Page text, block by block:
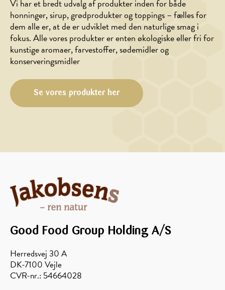
FORRET,
HOVEDRET,
MARINADE/DRESSING,
SALAT
med
varmrøget
laks
HOVEDRET
Karry-
kartoffelsalat
Vi har et bredt udvalg af produkter inden for både
honninger, sirup, grødprodukter og toppings – fælles for
dem alle er, at de er udviklet med den naturlige smag i
fokus. Alle vores produkter er enten økologiske eller fri for
kunstige aromaer, farvestoffer, sødemidler og
konserveringsmidler
Se vores produkter her
Good Food Group Holding A/S
Herredsvej 30 A
DK-7100 Vejle
CVR-nr.: 54664028